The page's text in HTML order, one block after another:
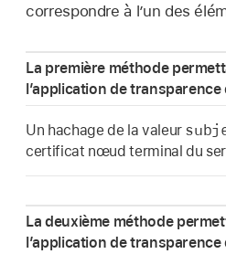
correspondre à l’un des
La première méthode
l’application de
Un hachage de la valeur
certificat nœud terminal du
La deuxième méthode
l’application de